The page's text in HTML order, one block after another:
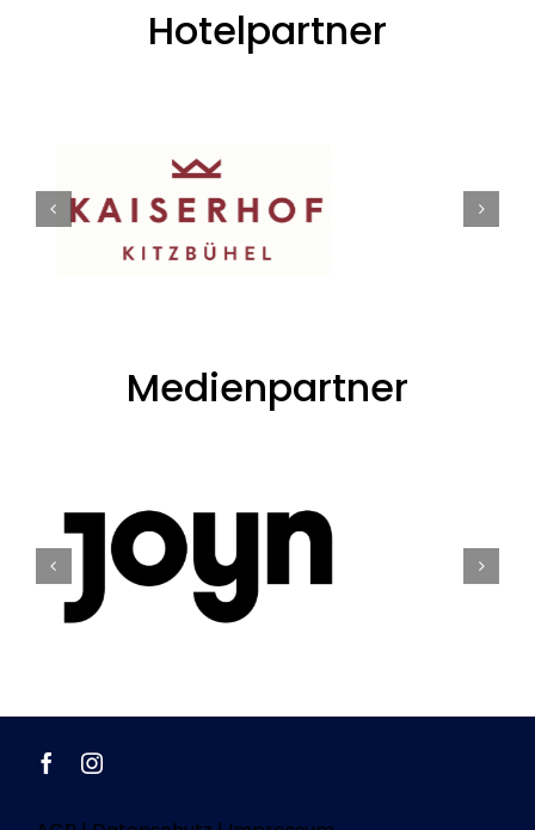
Hotelpartner
Medienpartner